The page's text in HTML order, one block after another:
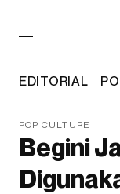
EDITORIAL
POP CULTURE
Begini